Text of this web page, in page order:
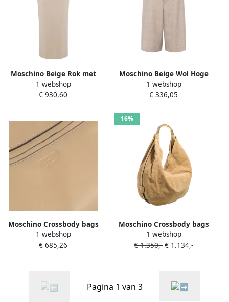
Moschino Beige Rok met
Knoopsluiting en Zakken
Beige Dames
1 webshop
€ 930,60
Moschino Beige Wol Hoge
Taille Knielange Rok Beige
Dames
1 webshop
€ 336,05
Moschino Crossbody bags
Tie Me in beige
1 webshop
€ 685,26
16%
Moschino Crossbody bags
Handle Me in beige
1 webshop
€ 1.350,- € 1.134,-
Pagina 1 van 3